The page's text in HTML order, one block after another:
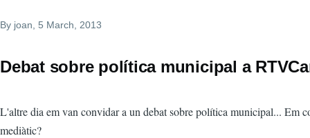
By joan , 5 March, 2013
Debat sobre política municipal a
L'altre dia em van convidar a un debat sobre política municipal... Em
mediàtic?